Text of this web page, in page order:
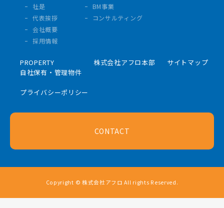
社是
代表挨拶
会社概要
採用情報
BM事業
コンサルティング
PROPERTY
自社保有・管理物件
株式会社アフロ本部 サイトマップ
プライバシーポリシー
CONTACT
Copyright © 株式会社アフロ All rights Reserved.